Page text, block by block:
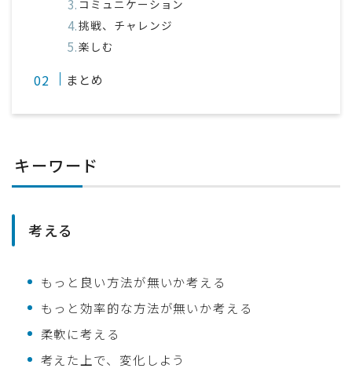
コミュニケーション
挑戦、チャレンジ
楽しむ
まとめ
キーワード
考える
もっと良い方法が無いか考える
もっと効率的な方法が無いか考える
柔軟に考える
考えた上で、変化しよう